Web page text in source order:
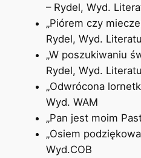
– Rydel, Wyd.
„Piórem czy
Rydel, Wyd.
„W poszukiwaniu
Rydel, Wyd.
„Odwrócona
Wyd. WAM
„Pan jest moim
„Osiem
Wyd.COB